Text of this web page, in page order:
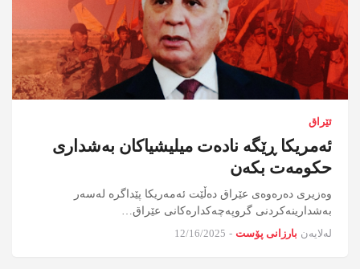
ئێراق
ئەمریکا ڕێگە نادەت میلیشیاکان بەشداری
حکومەت بکەن
وەزیری دەرەوەی عێراق دەڵێت ئەمەریکا پێداگرە لەسەر
بەشدارینەکردنی گروپەچەکدارەکانی عێراق…
لەلایەن بارزانی پۆست -
12/16/2025